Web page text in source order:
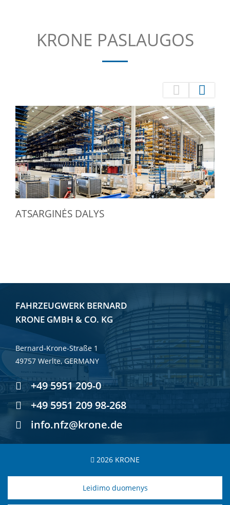
KRONE PASLAUGOS
ATSARGINĖS DALYS
FAHRZEUGWERK BERNARD
KRONE GMBH & CO. KG
Bernard-Krone-Straße 1
49757 Werlte, GERMANY
+49 5951 209-0
+49 5951 209 98-268
info.nfz@krone.de
2026 KRONE
Leidimo duomenys